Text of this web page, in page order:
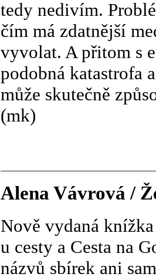
tedy nedivím.
čím má zdatnější
vyvolat. A přitom s
podobná katastrofa
může skutečně
(mk)
Alena Vávrová /
Nově vydaná
u cesty a Cesta na
názvů sbírek ani